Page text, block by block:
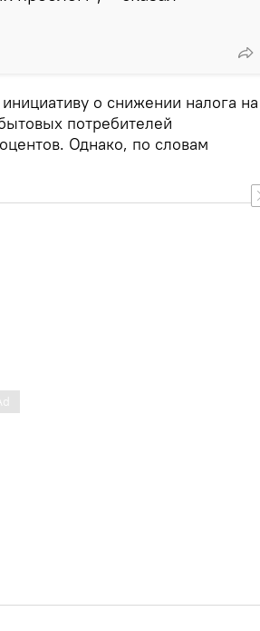
о снижении налога на
потребителей
Однако, по словам